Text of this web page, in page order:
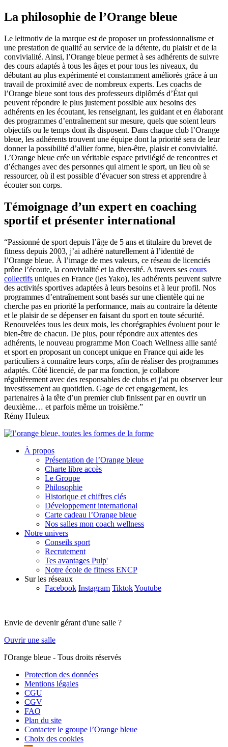
La philosophie de l’Orange bleue
Le leitmotiv de la marque est de proposer un professionnalisme et
une prestation de qualité au service de la détente, du plaisir et de la
convivialité. Ainsi, l’Orange bleue permet à ses adhérents de suivre
des cours adaptés à tous les âges et pour tous les niveaux, du
débutant au plus expérimenté et constamment améliorés grâce à un
travail de proximité avec de nombreux experts. Les coachs de
l’Orange bleue sont tous des professeurs diplômés d’État qui
peuvent répondre le plus justement possible aux besoins des
adhérents en les écoutant, les renseignant, les guidant et en élaborant
des programmes d’entraînement sur mesure, quels que soient leurs
objectifs ou le temps dont ils disposent. Dans chaque club l’Orange
bleue, les adhérents trouvent une équipe dont la priorité sera de leur
donner la possibilité d’allier forme, bien-être, plaisir et convivialité.
L’Orange bleue crée un véritable espace privilégié de rencontres et
d’échanges avec des personnes qui aiment le sport, un lieu où se
ressourcer, où il est possible d’évacuer son stress et apprendre à
écouter son corps.
Témoignage d’un expert en coaching
sportif et présenter international
“Passionné de sport depuis l’âge de 5 ans et titulaire du brevet de
fitness depuis 2003, j’ai adhéré naturellement à l’identité de
l’Orange bleue. À l’image de mes valeurs, ce réseau de licenciés
prône l’écoute, la convivialité et la diversité. A travers ses cours
collectifs uniques en France (les Yako), les adhérents peuvent suivre
des activités sportives adaptées à leurs besoins et à leur profil. Nos
programmes d’entraînement sont basés sur une clientèle qui ne
cherche pas en priorité la performance, mais au contraire la détente
et le plaisir de se dépenser en faisant du sport en toute sécurité.
Renouvelées tous les deux mois, les chorégraphies évoluent pour le
bien-être de chacun. De plus, pour répondre aux attentes des
adhérents, le nouveau programme Mon Coach Wellness allie santé
et sport en proposant un concept unique en France qui aide les
particuliers à connaître leurs corps, afin de réaliser des programmes
adaptés. Côté licencié, de par ma fonction, je collabore
régulièrement avec des responsables de clubs et j’ai pu observer leur
investissement au quotidien. Gage de cet engagement, les
partenaires à la tête d’un premier club finissent par en ouvrir un
deuxième… et parfois même un troisième.”
Rémy Huleux
À propos
Présentation de l’Orange bleue
Charte libre accès
Le Groupe
Philosophie
Historique et chiffres clés
Développement international
Carte cadeau l’Orange bleue
Nos salles mon coach wellness
Notre univers
Conseils sport
Recrutement
Tes avantages Pulp'
Notre école de fitness ENCP
Sur les réseaux
Facebook Instagram TiktokYoutube
Envie de devenir gérant d'une salle ?
Ouvrir une salle
l'Orange bleue - Tous droits réservés
Protection des données
Mentions légales
CGU
CGV
FAQ
Plan du site
Contacter le groupe l’Orange bleue
Choix des cookies